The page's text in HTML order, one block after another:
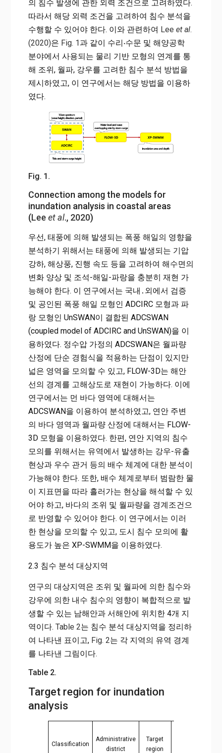
의 침수 발생에 관한 외력 조건으로 고려하였다.
따라서 해당 외력 조건을 고려하여 침수 분석을
수행할 수 있어야 한다. 이와 관련하여 Lee et al.
(2020)은 Fig. 1과 같이 수리‧수문 및 해양공학
분야에서 사용되는 물리 기반 모형의 연계를 통
해 조위, 월파, 강우를 고려한 침수 분석 방법을
제시하였고, 이 연구에서는 해당 방법을 이용하
였다.
Fig. 1.
Connection among the models for
inundation analysis in coastal areas
(Lee et al., 2020)
우선, 태풍에 의해 발생되는 폭풍 해일의 영향을
분석하기 위해서는 태풍에 의해 발생되는 기압
강하, 해상풍, 진행 속도 등을 고려하여 해수면의
변화 양상 및 조석-해일-파랑을 충분히 재현 가
능해야 한다. 이 연구에서는 국내․외에서 검증
및 공인된 폭풍 해일 모형인 ADCIRC 모형과 파
랑 모형인 UnSWAN이 결합된 ADCSWAN
(coupled model of ADCIRC and UnSWAN)을 이
용하였다. 정수압 가정의 ADCSWAN은 월파량
산정에 단순 경험식을 적용하는 단점이 있지만
넓은 영역을 모의할 수 있고, FLOW-3D는 해안
선의 경계를 고해상도로 재현이 가능하다. 이에
연구에서는 먼 바다 영역에 대해서는
ADCSWAN을 이용하여 분석하였고, 연안 주변
의 바다 영역과 월파량 산정에 대해서는 FLOW-
3D 모형을 이용하였다. 한편, 연안 지역의 침수
모의를 위해서는 유역에서 발생하는 강우-유출
현상과 우수 관거 등의 배수 체계에 대한 분석이
가능해야 한다. 또한, 배수 체계로부터 범람한 물
이 지표면을 따라 흘러가는 현상을 해석할 수 있
어야 하고, 바다의 조위 및 월파량을 경계조건으
로 반영할 수 있어야 한다. 이 연구에서는 이러
한 현상을 모의할 수 있고, 도시 침수 모의에 활
용도가 높은 XP-SWMM을 이용하였다.
2.3 침수 분석 대상지역
연구의 대상지역은 조위 및 월파에 의한 침수와
강우에 의한 내수 침수의 영향이 복합적으로 발
생할 수 있는 남해안과 서해안에 위치한 4개 지
역이다. Table 2는 침수 분석 대상지역을 정리하
여 나타낸 표이고, Fig. 2는 각 지역의 유역 경계
를 나타낸 그림이다.
Table 2.
Target region for inundation
analysis
Classification
Administrative
district
Target
region